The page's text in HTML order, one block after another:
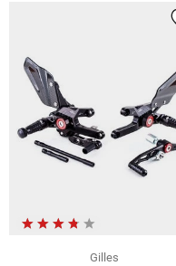
Gilles